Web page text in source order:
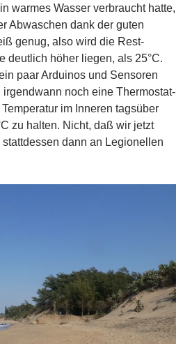
warmes Wasser verbraucht hatte,
Abwaschen dank der guten
genug, also wird die Rest-
deutlich höher liegen, als 25°C.
paar Arduinos und Sensoren
noch eine Thermostat-
im Inneren tagsüber
zu halten. Nicht, daß wir jetzt
dann an Legionellen